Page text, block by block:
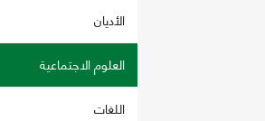
الأديان
العلوم الاجتماعية
اللغات